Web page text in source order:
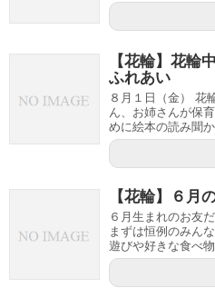
【花輪】花輪
ふれあい
８月１日（金） 花
ん、お姉さんが保
めに絵本の読み聞
【花輪】６月
６月生まれのお友
まずは恒例のみん
遊びや好きな食べ